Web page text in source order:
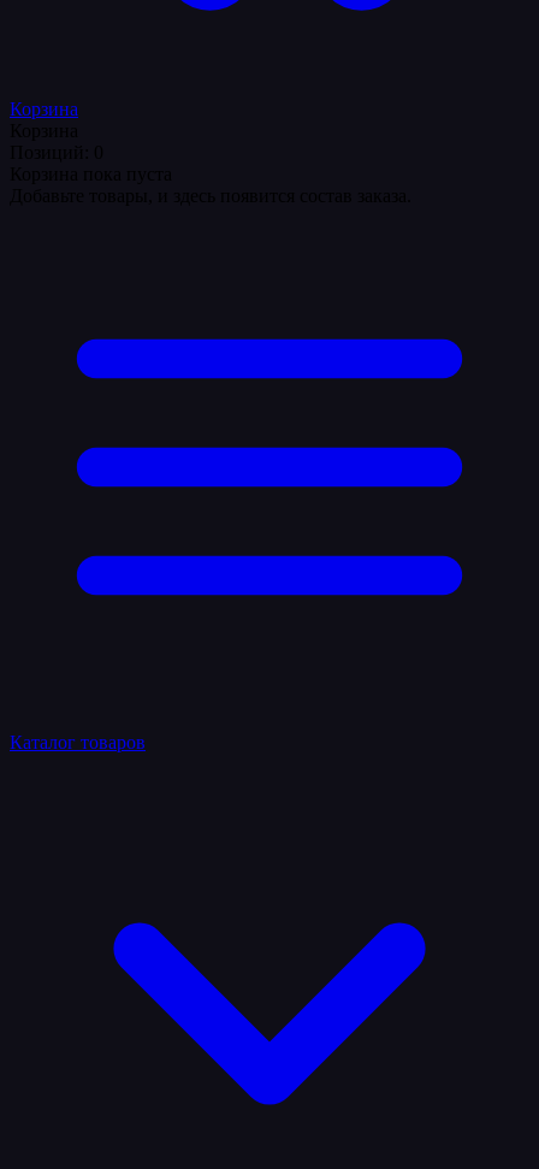
Корзина
Каталог товаров